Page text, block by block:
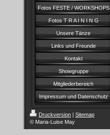
Fotos FESTE / WORKSHOPS
Fotos T R A I N I N G
Unsere Tänze
Links und Freunde
Kontakt
Showgruppe
Mitgliederbereich
Impressum und Datenschutz
Druckversion | Sitemap
© Maria-Luise May